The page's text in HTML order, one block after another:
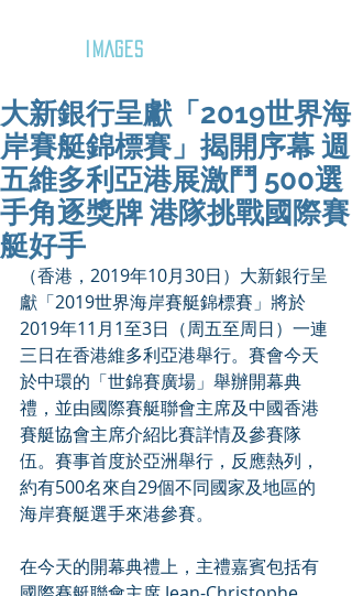
IMAGES
大新銀行呈獻「2019世界海
岸賽艇錦標賽」揭開序幕 週
五維多利亞港展激鬥 500選
手角逐獎牌 港隊挑戰國際賽
艇好手
（香港，2019年10月30日）大新銀行呈
獻「2019世界海岸賽艇錦標賽」將於
2019年11月1至3日（周五至周日）一連
三日在香港維多利亞港舉行。賽會今天
於中環的「世錦賽廣場」舉辦開幕典
禮，並由國際賽艇聯會主席及中國香港
賽艇協會主席介紹比賽詳情及參賽隊
伍。賽事首度於亞洲舉行，反應熱列，
約有500名來自29個不同國家及地區的
海岸賽艇選手來港參賽。
在今天的開幕典禮上，主禮嘉賓包括有